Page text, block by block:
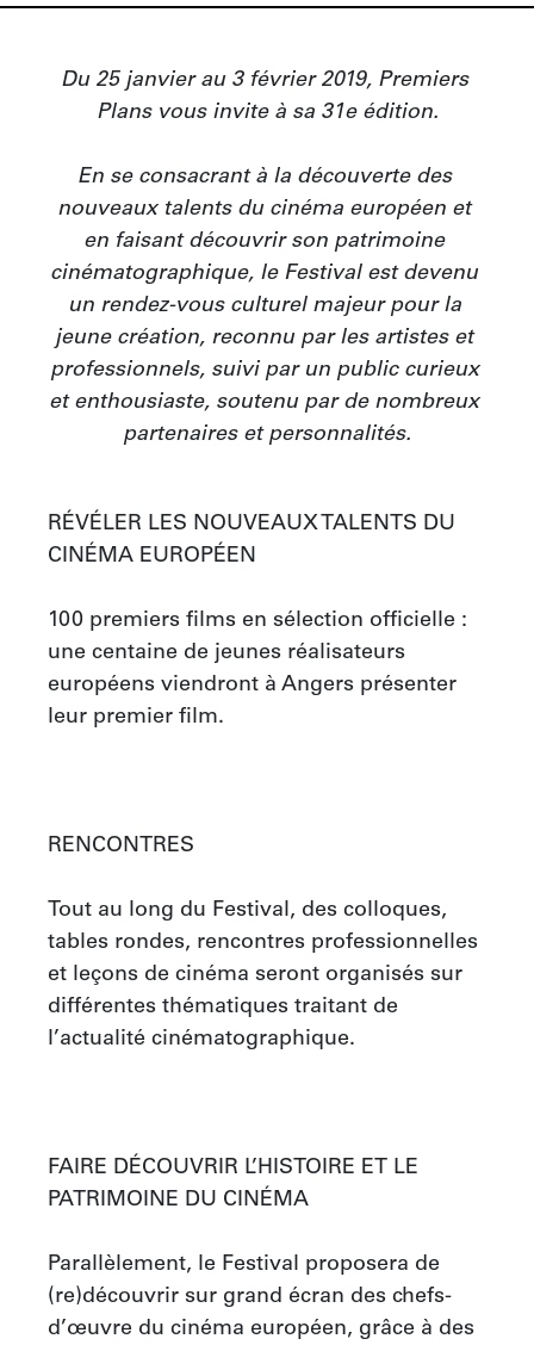
Du 25 janvier au 3 février 2019, Premiers
Plans vous invite à sa 31e édition.
En se consacrant à la découverte des
nouveaux talents du cinéma européen et
en faisant découvrir son patrimoine
cinématographique, le Festival est devenu
un rendez-vous culturel majeur pour la
jeune création, reconnu par les artistes et
professionnels, suivi par un public curieux
et enthousiaste, soutenu par de nombreux
partenaires et personnalités.
RÉVÉLER LES NOUVEAUX TALENTS DU
CINÉMA EUROPÉEN
100 premiers films en sélection officielle :
une centaine de jeunes réalisateurs
européens viendront à Angers présenter
leur premier film.
RENCONTRES
Tout au long du Festival, des colloques,
tables rondes, rencontres professionnelles
et leçons de cinéma seront organisés sur
différentes thématiques traitant de
l’actualité cinématographique.
FAIRE DÉCOUVRIR L’HISTOIRE ET LE
PATRIMOINE DU CINÉMA
Parallèlement, le Festival proposera de
(re)découvrir sur grand écran des chefs-
d’œuvre du cinéma européen, grâce à des